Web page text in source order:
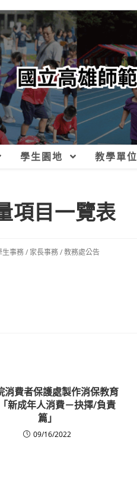
學生園地 教學單位
項目一覽表
生事務/ 家長事務/教務處公告
消費者保護處製作消保教育
新成年人消費－抉擇/負責
篇」
09/16/2022